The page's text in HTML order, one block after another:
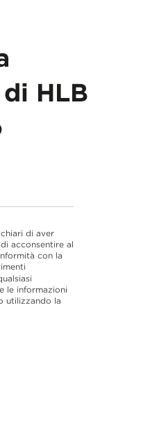
HLB
di aver
acconsentire al
con la
le informazioni
utilizzando la